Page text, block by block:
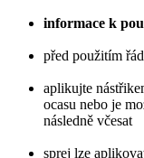
informace k
před použitím
aplikujte
ocasu nebo je
následně včesat
sprej lze